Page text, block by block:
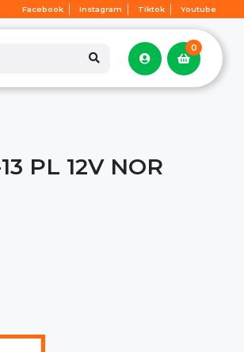
Facebook Instagram Tiktok Youtube
0
PL 12V NOR